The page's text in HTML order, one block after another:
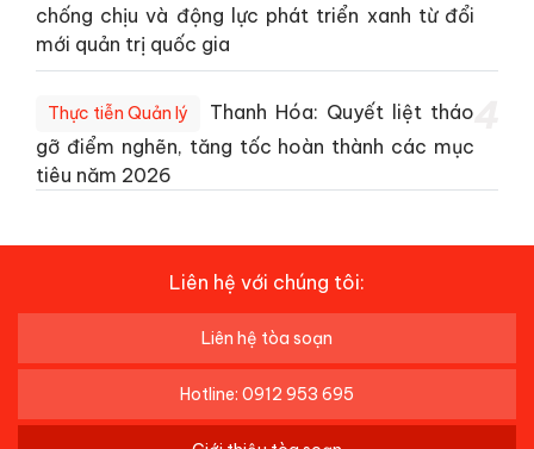
chống chịu và động lực phát triển xanh từ đổi
mới quản trị quốc gia
Thực tiễn Quản lý
Thanh Hóa: Quyết liệt tháo
gỡ điểm nghẽn, tăng tốc hoàn thành các mục
tiêu năm 2026
Liên hệ với chúng tôi:
Liên hệ tòa soạn
Hotline: 0912 953 695